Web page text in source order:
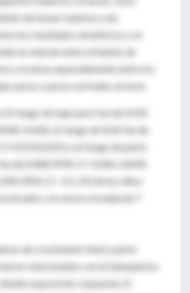
de fumar materno y las
los resultados obstétricos y el
la relación entre el habito de
y el asma separadamente entre los
pesos y pesos normales al nacer.
El riesgo de bajo peso fue de 0.031
0.032), el riesgo de SGA fue de
y el riesgo de parto
de 0.048 (95% CI= 0.046, 0,049).
(95% CI= 3.3, 3.5) de los niños
con asma a la edad de 7
de crecimiento fetal y parto
relacionados con el tabaquismo
diseño exposición-respuesta. El